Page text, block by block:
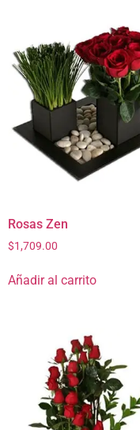
Rosas Zen
$1,709.00
Añadir al carrito